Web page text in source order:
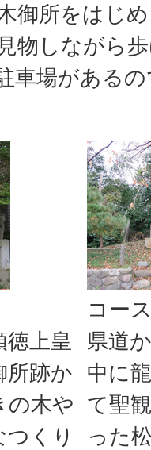
御所をはじ
物しながら
車場がある
上皇
所跡か
の木や
くり
コー
県道
中に
て聖
った